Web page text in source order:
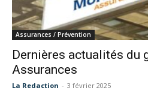
Assurances / Prévention
Dernières actualités du
Assurances
La Redaction - 3 février 2025